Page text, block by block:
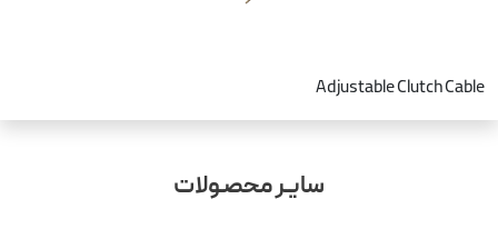
Adjustable Clutch Cable
سایـر محصـولات